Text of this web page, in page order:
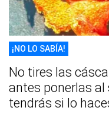
¡NO LO SABÍA!
No tires las
antes ponerlas al
tendrás si lo